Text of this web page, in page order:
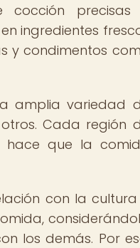
cocción precisas
ingredientes
y condimentos
amplia variedad
Cada región
hace que la
con la
los demás. Por